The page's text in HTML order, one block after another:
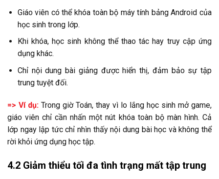
Giáo viên có thể khóa toàn bộ máy tính bảng Android của
học sinh trong lớp.
Khi khóa, học sinh không thể thao tác hay truy cập ứng
dụng khác.
Chỉ nội dung bài giảng được hiển thị, đảm bảo sự tập
trung tuyệt đối.
=> Ví dụ: Trong giờ Toán, thay vì lo lắng học sinh mở game,
giáo viên chỉ cần nhấn một nút khóa toàn bộ màn hình. Cả
lớp ngay lập tức chỉ nhìn thấy nội dung bài học và không thể
rời khỏi ứng dụng học tập.
4.2 Giảm thiểu tối đa tình trạng mất tập trung